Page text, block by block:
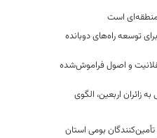
است
تومان برای توسعه راه‌های دوبانده
و اصول فراموش‌شده
زائران اربعین، الگوی
تأمین‌کنندگان بومی استان